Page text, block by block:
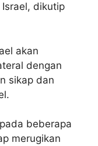
dikutip
akan
dengan
sikap dan
beberapa
merugikan